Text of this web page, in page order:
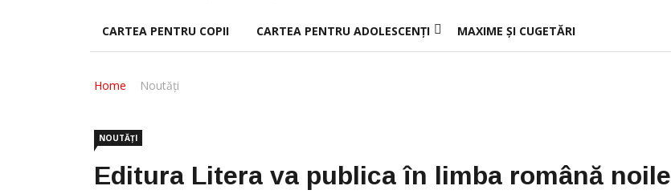
CARTEA PENTRU COPII CARTEA PENTRU ADOLESCENȚI MAXIME ȘI CUGETĂRI
Home Noutăți
NOUTĂȚI
Editura Litera va publica în limba română noile